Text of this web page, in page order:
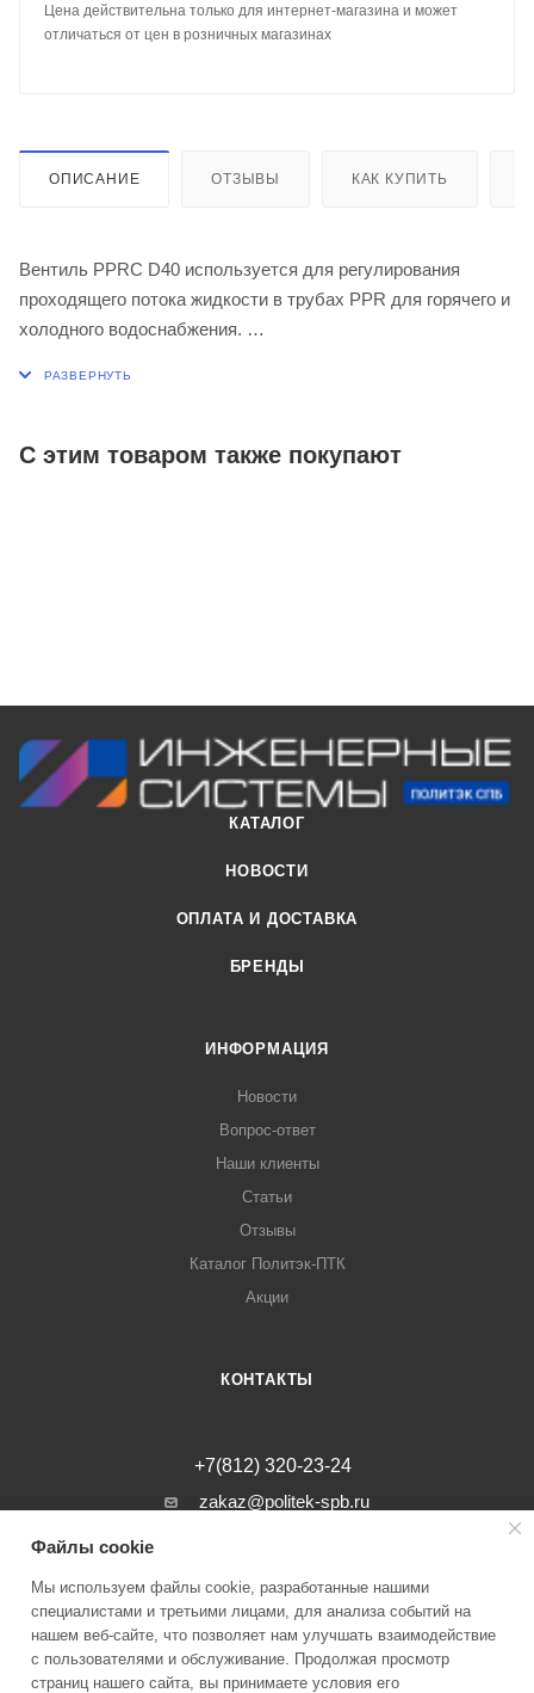
Цена действительна только для интернет-магазина и может
отличаться от цен в розничных магазинах
ОПИСАНИЕ ОТЗЫВЫ КАК КУПИТЬ
Вентиль PPRC D40 используется для регулирования
проходящего потока жидкости в трубах PPR для горячего и
холодного водоснабжения.
С этим товаром также покупают
КАТАЛОГ
НОВОСТИ
ОПЛАТА И ДОСТАВКА
БРЕНДЫ
ИНФОРМАЦИЯ
Новости
Вопрос-ответ
Наши клиенты
Статьи
Отзывы
Каталог Политэк-ПТК
Акции
КОНТАКТЫ
+7(812) 320-23-24
zakaz@politek-spb.ru
г. Санкт-Петербург, Минеральная ул, д.
Файлы cookie
Мы используем файлы cookie, разработанные нашими
специалистами и третьими лицами, для анализа событий на
нашем веб-сайте, что позволяет нам улучшать взаимодействие
с пользователями и обслуживание. Продолжая просмотр
страниц нашего сайта, вы принимаете условия его